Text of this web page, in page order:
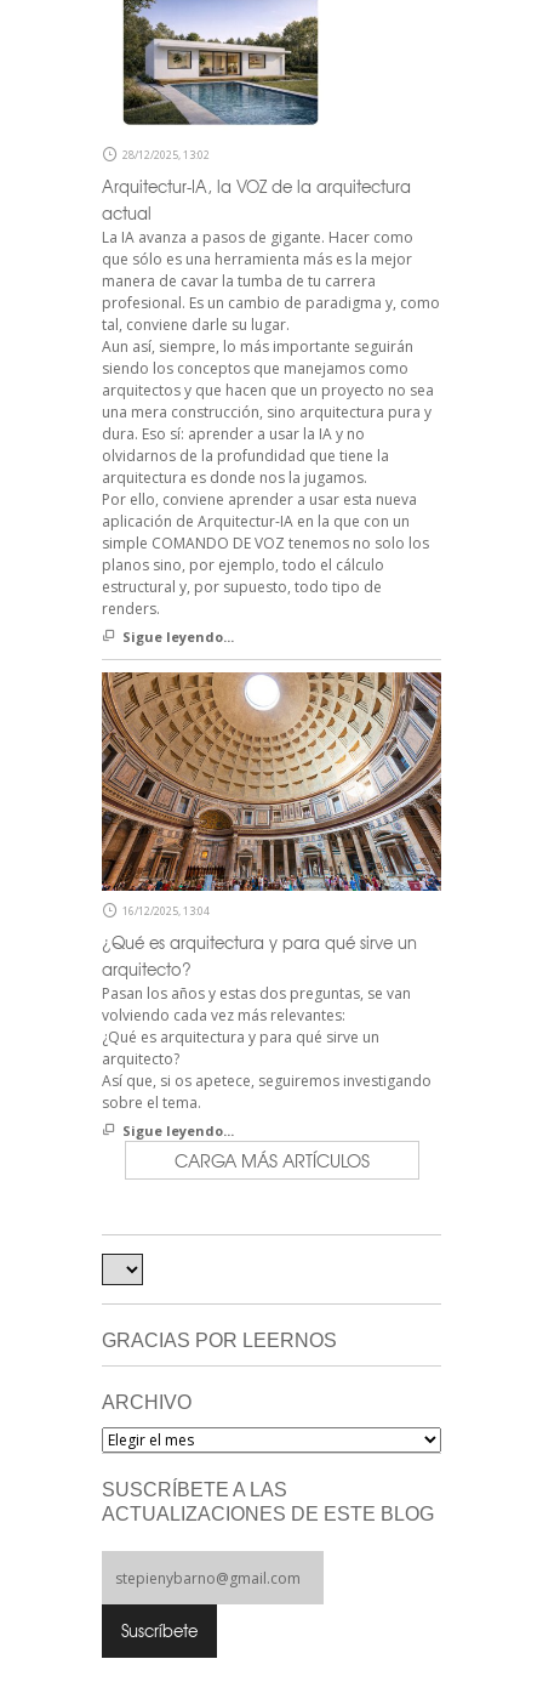
28/12/2025, 13:02
Arquitectur-IA, la VOZ de la arquitectura
actual
La IA avanza a pasos de gigante. Hacer como
que sólo es una herramienta más es la mejor
manera de cavar la tumba de tu carrera
profesional. Es un cambio de paradigma y, como
tal, conviene darle su lugar.
Aun así, siempre, lo más importante seguirán
siendo los conceptos que manejamos como
arquitectos y que hacen que un proyecto no sea
una mera construcción, sino arquitectura pura y
dura. Eso sí: aprender a usar la IA y no
olvidarnos de la profundidad que tiene la
arquitectura es donde nos la jugamos.
Por ello, conviene aprender a usar esta nueva
aplicación de Arquitectur-IA en la que con un
simple COMANDO DE VOZ tenemos no solo los
planos sino, por ejemplo, todo el cálculo
estructural y, por supuesto, todo tipo de
renders.
Sigue leyendo...
16/12/2025, 13:04
¿Qué es arquitectura y para qué sirve un
arquitecto?
Pasan los años y estas dos preguntas, se van
volviendo cada vez más relevantes:
¿Qué es arquitectura y para qué sirve un
arquitecto?
Así que, si os apetece, seguiremos investigando
sobre el tema.
Sigue leyendo...
CARGA MÁS ARTÍCULOS
GRACIAS POR LEERNOS
ARCHIVO
Archivo
SUSCRÍBETE A LAS
ACTUALIZACIONES DE ESTE BLOG